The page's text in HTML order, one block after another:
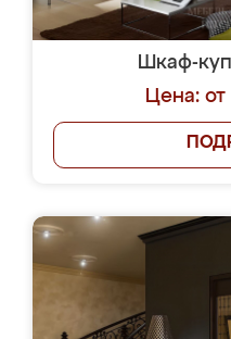
Шкаф-
Цена: